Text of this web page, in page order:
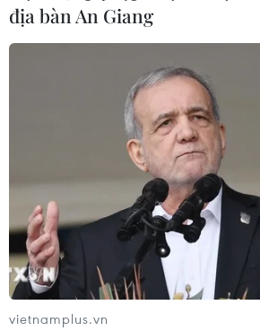
từ ngày 17/2 cho đến khi có thông
địa bàn An Giang
vietnamplus.vn